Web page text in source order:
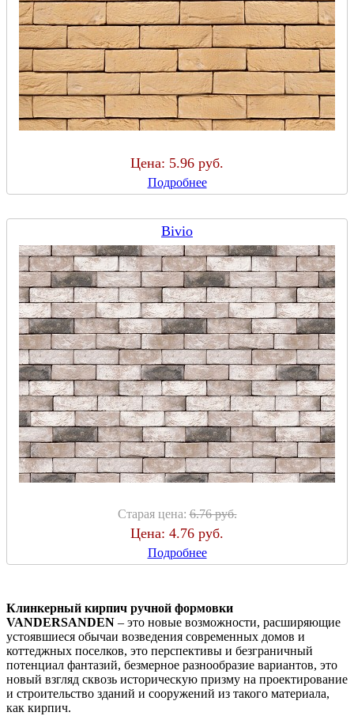
Цена: 5.96 руб.
Подробнее
Bivio
Старая цена:6.76 руб.
Цена: 4.76 руб.
Подробнее
Клинкерный кирпич ручной формовки
VANDERSANDEN – это новые возможности, расширяющие
устоявшиеся обычаи возведения современных домов и
коттеджных поселков, это перспективы и безграничный
потенциал фантазий, безмерное разнообразие вариантов, это
новый взгляд сквозь историческую призму на проектирование
и строительство зданий и сооружений из такого материала,
как кирпич.